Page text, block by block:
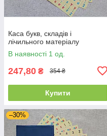
Каса букв, складів і
лічильного матеріалу
В наявності 1 од.
247,80 ₴ 354 ₴
Купити
–30%